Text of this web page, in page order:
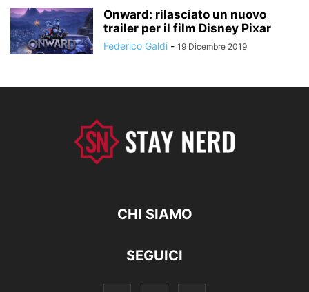
Onward: rilasciato un nuovo
trailer per il film Disney Pixar
Federico Galdi - 19 Dicembre 2019
CHI SIAMO
SEGUICI